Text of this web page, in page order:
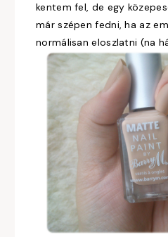
kentem fel, de egy
már szépen fedni, ha az
normálisan eloszlatni (na